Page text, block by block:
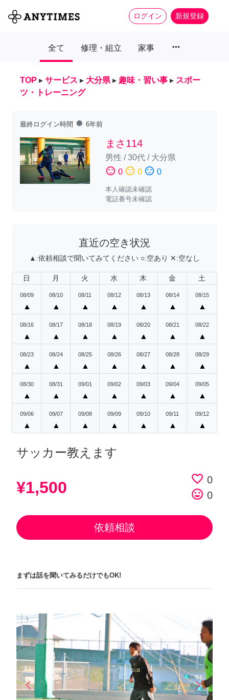
ログイン 新規登録
全て 修理・組立 家事 more_horiz
TOP ▸ サービス ▸ 大分県 ▸ 趣味・習い事 ▸ スポー
ツ・トレーニング
最終ログイン時間 fiber_manual_record 6年前
まさ114
男性 /30代/ 大分県
sentiment_satisfied 0 sentiment_neutral 0 sentiment_dissatisfied 0
本人確認未確認
電話番号未確認
直近の空き状況
▲:依頼相談で聞いてみてください ○:空あり ✕:空なし
日 月 火 水 木 金 土
08/09
▲
08/10
▲
08/11
▲
08/12
▲
08/13
▲
08/14
▲
08/15
▲
08/16
▲
08/17
▲
08/18
▲
08/19
▲
08/20
▲
08/21
▲
08/22
▲
08/23
▲
08/24
▲
08/25
▲
08/26
▲
08/27
▲
08/28
▲
08/29
▲
08/30
▲
08/31
▲
09/01
▲
09/02
▲
09/03
▲
09/04
▲
09/05
▲
09/06
▲
09/07
▲
09/08
▲
09/09
▲
09/10
▲
09/11
▲
09/12
▲
サッカー教えます
¥1,500 favorite_border 0
tag_faces 0
依頼相談
まずは話を聞いてみるだけでもOK!
arrow_back_iosPrevious arrow_forward_iosNext